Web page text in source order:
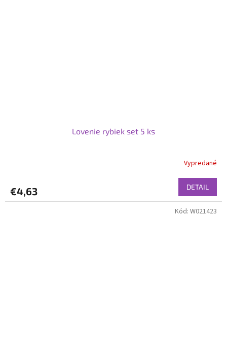
Lovenie rybiek set 5 ks
Vypredané
€4,63 DETAIL
Kód: W021423